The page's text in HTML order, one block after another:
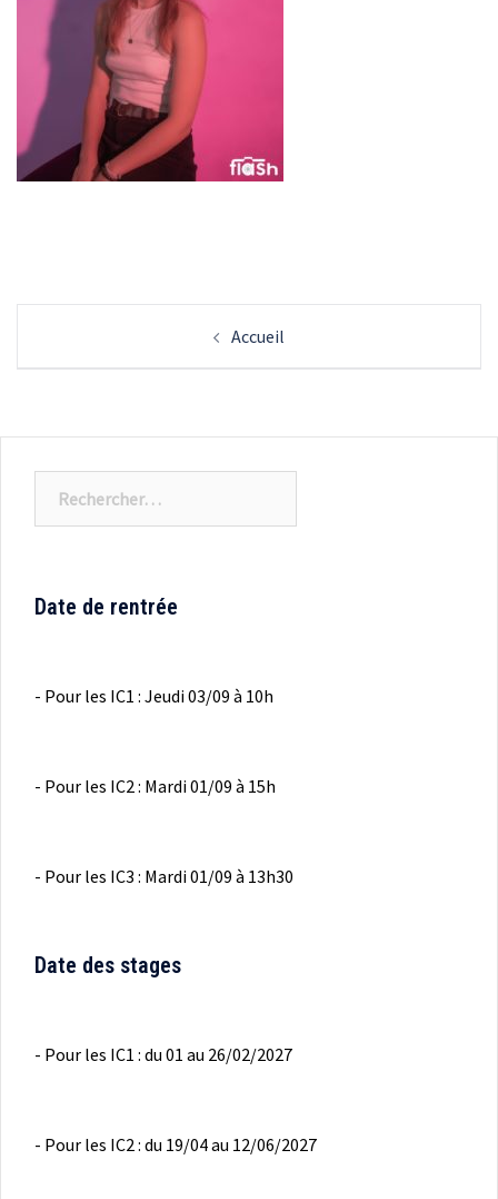
Accueil
Date de rentrée
- Pour les IC1 : Jeudi 03/09 à 10h
- Pour les IC2 : Mardi 01/09 à 15h
- Pour les IC3 : Mardi 01/09 à 13h30
Date des stages
- Pour les IC1 : du 01 au 26/02/2027
- Pour les IC2 : du 19/04 au 12/06/2027